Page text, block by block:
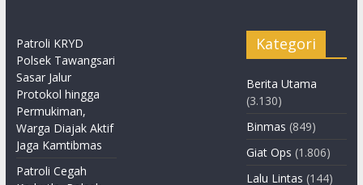
Patroli KRYD
Polsek Tawangsari
Sasar Jalur
Protokol hingga
Permukiman,
Warga Diajak Aktif
Jaga Kamtibmas
Patroli Cegah
Kategori
Berita Utama
(3.130)
Binmas (849)
Giat Ops (1.806)
Lalu Lintas (144)